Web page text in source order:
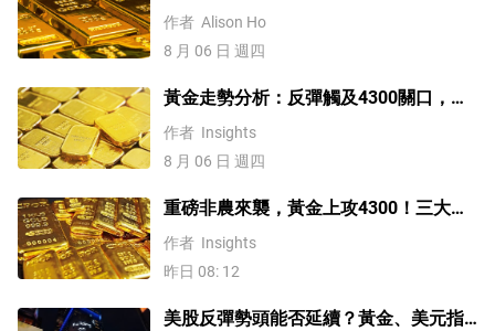
降溫疊加央行購金，未來持續漲？
作者 Alison Ho
8 月 06 日 週四
黃金走勢分析：反彈觸及4300關口，
「雙底」確立劍指這一目標！
作者 Insights
8 月 06 日 週四
重磅非農來襲，黃金上攻4300！三大因
素預示金價升勢有望延續
作者 Insights
昨日 08: 12
美股反彈勢頭能否延續？黃金、美元指